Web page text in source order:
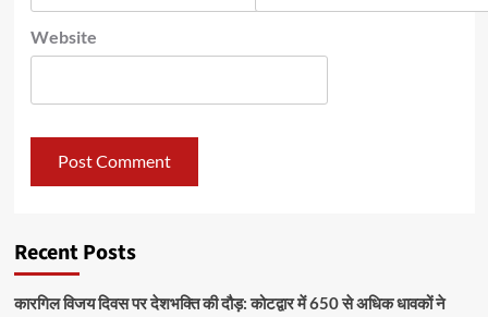
Website
Recent Posts
कारगिल विजय दिवस पर देशभक्ति की दौड़: कोटद्वार में 650 से अधिक धावकों ने